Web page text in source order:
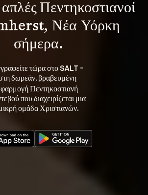
απλές Πεντηκοστιανοί
Νέα Υόρκη
σήμερα.
τώρα στο SALT -
δωρεάν, βραβευμένη
Πεντηκοστιανή
που διαχειρίζεται μια
ομάδα Χριστιανών.